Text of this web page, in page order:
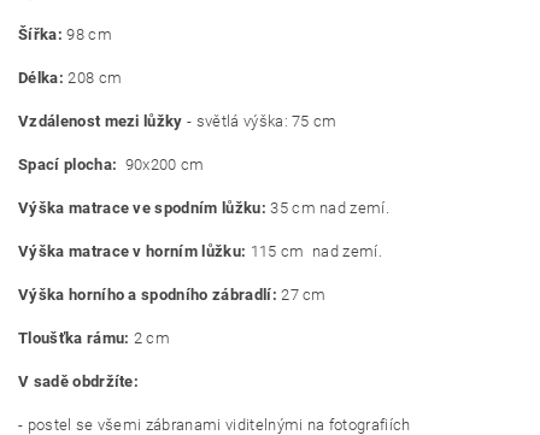
Šířka: 98 cm
Délka: 208 cm
Vzdálenost mezi lůžky - světlá výška: 75 cm
Spací plocha: 90x200 cm
Výška matrace ve spodním lůžku: 35 cm nad zemí.
Výška matrace v horním lůžku: 115 cm nad zemí.
Výška horního a spodního zábradlí: 27 cm
Tloušťka rámu: 2 cm
V sadě obdržíte:
- postel se všemi zábranami viditelnými na fotografiích